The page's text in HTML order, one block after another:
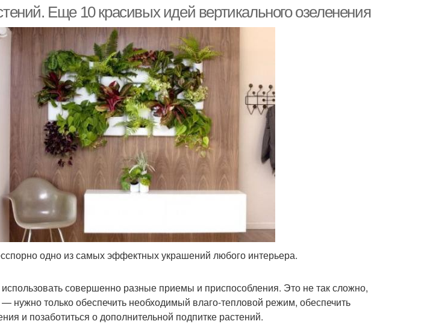
Еще 10 красивых идей вертикального озеленения
одно из самых эффектных украшений любого интерьера.
совершенно разные приемы и приспособления. Это не так сложно,
нужно только обеспечить необходимый влаго-тепловой режим, обеспечить
и позаботиться о дополнительной подпитке растений.